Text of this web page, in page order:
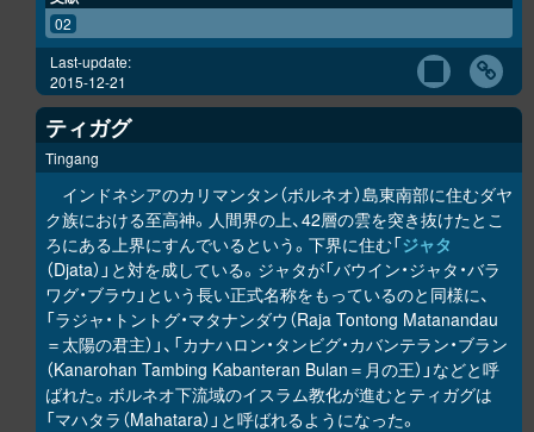
02
Last-update:
2015-12-21
ティガグ
Tingang
インドネシアのカリマンタン（ボルネオ）島東南部に住むダヤ
ク族における至高神。人間界の上、42層の雲を突き抜けたとこ
ろにある上界にすんでいるという。下界に住む「ジャタ
（Djata）」と対を成している。ジャタが「バウイン・ジャタ・バラ
ワグ・ブラウ」という長い正式名称をもっているのと同様に、
「ラジャ・トントグ・マタナンダウ（Raja Tontong Matanandau
＝太陽の君主）」、「カナハロン・タンビグ・カバンテラン・ブラン
（Kanarohan Tambing Kabanteran Bulan＝月の王）」などと呼
ばれた。ボルネオ下流域のイスラム教化が進むとティガグは
「マハタラ（Mahatara）」と呼ばれるようになった。